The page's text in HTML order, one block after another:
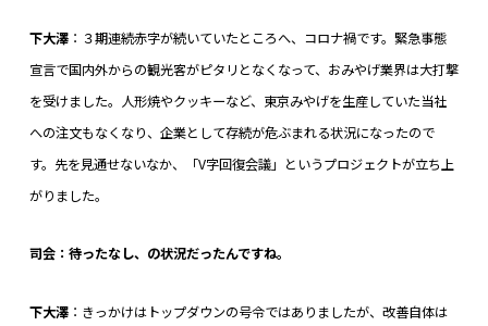
下大澤：３期連続赤字が続いていたところへ、コロナ禍です。緊急事態
宣言で国内外からの観光客がピタリとなくなって、おみやげ業界は大打撃
を受けました。人形焼やクッキーなど、東京みやげを生産していた当社
への注文もなくなり、企業として存続が危ぶまれる状況になったので
す。先を見通せないなか、「V字回復会議」というプロジェクトが立ち上
がりました。
司会：待ったなし、の状況だったんですね。
下大澤：きっかけはトップダウンの号令ではありましたが、改善自体は